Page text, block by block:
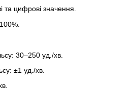
та цифрові значення.
30–250 уд./хв.
±1 уд./хв.